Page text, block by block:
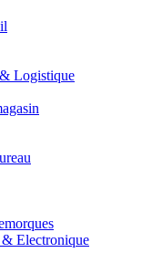
Logistique
Electronique